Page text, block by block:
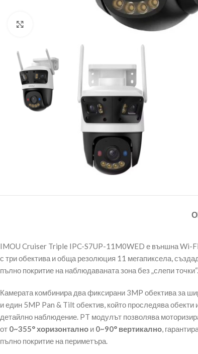
Щракнете за уголемяване
IMOU Cruiser Triple IPC-S7UP-11M0WED е външна Wi-
с три обектива и обща резолюция 11 мегапиксела,
пълно покритие на наблюдаваната зона без „слепи точки“.
Камерата комбинира два фиксирани 3MP обектива за
и един 5MP Pan & Tilt обектив, който проследява обекти
детайлно наблюдение. PT модулът позволява
от 0~355° хоризонтално и 0~90° вертикално,
пълно покритие на периметъра.